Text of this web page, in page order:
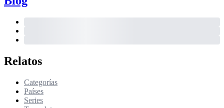
Relatos
Categorías
Países
Series